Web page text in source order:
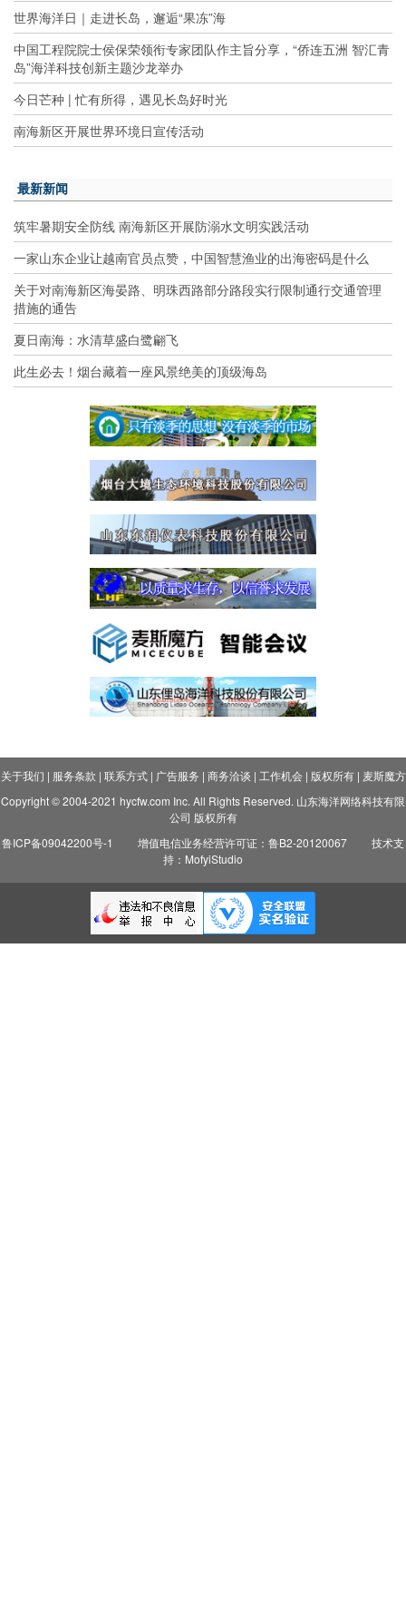
世界海洋日｜走进长岛，邂逅“果冻”海
中国工程院院士侯保荣领衔专家团队作主旨分享，“侨连五洲 智汇青
岛”海洋科技创新主题沙龙举办
今日芒种 | 忙有所得，遇见长岛好时光
南海新区开展世界环境日宣传活动
最新新闻
筑牢暑期安全防线 南海新区开展防溺水文明实践活动
一家山东企业让越南官员点赞，中国智慧渔业的出海密码是什么
关于对南海新区海晏路、明珠西路部分路段实行限制通行交通管理
措施的通告
夏日南海：水清草盛白鹭翩飞
此生必去！烟台藏着一座风景绝美的顶级海岛
关于我们 | 服务条款 | 联系方式| 广告服务 | 商务洽谈 | 工作机会| 版权所有| 麦斯魔方
Copyright © 2004-2021 hycfw.com Inc. All Rights Reserved. 山东海洋网络科技有限
公司 版权所有
鲁ICP备09042200号-1
增值电信业务经营许可证：鲁B2-20120067
技术支
持：MofyiStudio